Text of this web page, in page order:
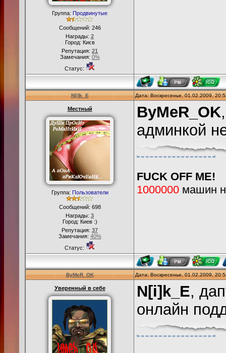
Группа: Продвинутые
Сообщений: 246
Награды: 2
Город: Києв
Репутация: 21
Замечания: 0%
Статус:
N[i]k_E Дата: Воскресенье, 01.02.2009,
Местный
Группа: Пользователи
Сообщений: 698
Награды: 3
Город: Киев :)
Репутация: 37
Замечания: 40%
Статус:
ByMeR_OK
админкой
FUCK OFF ME!
1000000 машин
ByMeR_OK Дата: Воскресенье, 01.02.2009,
Уверенный в себе N[i]k_E,
онлайн